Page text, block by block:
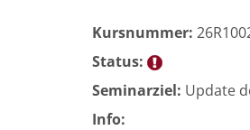
Kursnummer:
Status:
Seminarziel: Update
Info: